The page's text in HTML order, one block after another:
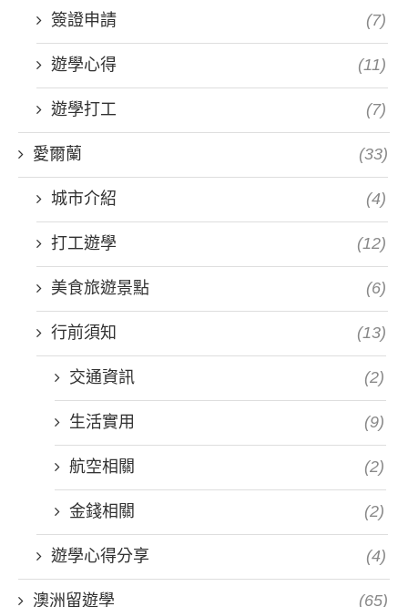
簽證申請 (7)
遊學心得 (11)
遊學打工 (7)
愛爾蘭 (33)
城市介紹 (4)
打工遊學 (12)
美食旅遊景點 (6)
行前須知 (13)
交通資訊 (2)
生活實用 (9)
航空相關 (2)
金錢相關 (2)
遊學心得分享 (4)
澳洲留遊學 (65)